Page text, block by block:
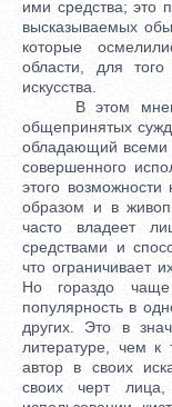
ими средства; это
высказываемых
которые
области, для
искусства.
В этом мнении
общепринятых
обладающий
совершенного
этого
образом и в
часто владеет
средствами и
что ограничивает
Но гораздо чаще
популярность в
других. Это в
литературе, чем к
автор в своих
своих черт